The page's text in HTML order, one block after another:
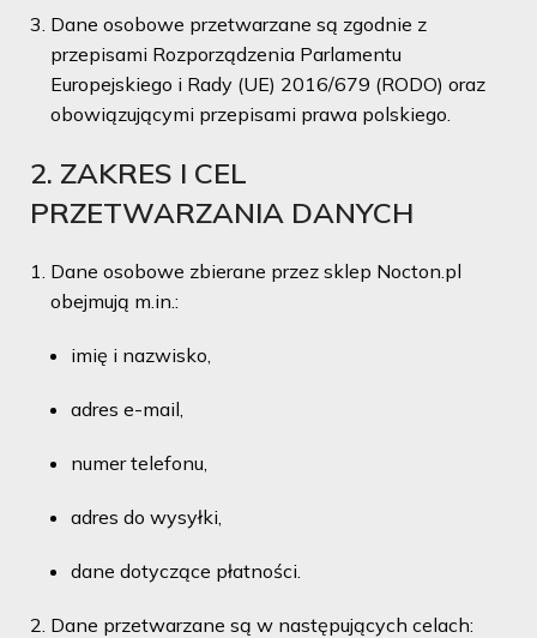
Dane osobowe przetwarzane są zgodnie z
przepisami Rozporządzenia Parlamentu
Europejskiego i Rady (UE) 2016/679 (RODO) oraz
obowiązującymi przepisami prawa polskiego.
2. ZAKRES I CEL
PRZETWARZANIA DANYCH
Dane osobowe zbierane przez sklep Nocton.pl
obejmują m.in.:
imię i nazwisko,
adres e-mail,
numer telefonu,
adres do wysyłki,
dane dotyczące płatności.
Dane przetwarzane są w następujących celach: